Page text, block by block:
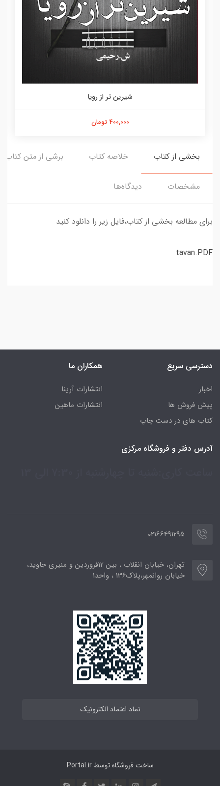
شیرین تر از رویا
400,000 تومان
بخشی از کتاب خلاصه کتاب برشی از متن کتاب
مشخصات دیدگاه‌ها
برای مطالعه بخشی از کتاب،فایل زیر را دانلود کنید
tavan.PDF
دسترسی سریع
اخبار
پیش فروش ها
کتاب های در دست چاپ
همکاران ما
انتشارات آرینا
انتشارات ماهین
آدرس دفتر و فروشگاه مرکزی
02166491295
تهران، خیابان انقلاب ، بین 12فروردین و منیری جاوید،
خیابان روانمهر،پلاک136 ، واحد1
نماد اعتماد الکترونیک
ساخت فروشگاه توسطPortal.ir